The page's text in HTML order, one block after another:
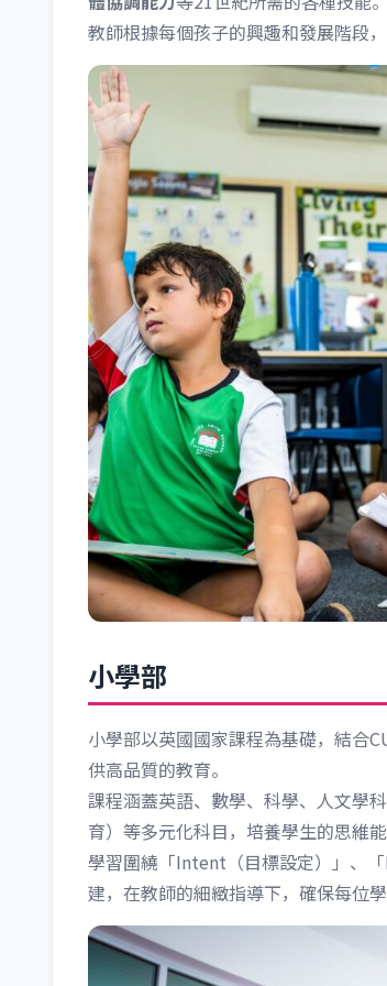
教師根據每個孩子的興趣和發展階段
小學部
小學部以英國國家課程為基礎，結合
供高品質的教育。
課程涵蓋英語、數學、科學、人文學
育）等多元化科目，培養學生的思維能
學習圍繞「Intent（目標設定）」、
建，在教師的細緻指導下，確保每位